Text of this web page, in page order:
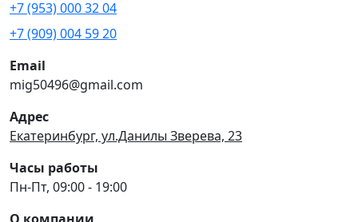
+7 (953) 000 32 04
+7 (909) 004 59 20
Email
mig50496@gmail.com
Адрес
Екатеринбург, ул.Данилы Зверева, 23
Часы работы
Пн-Пт, 09:00 - 19:00